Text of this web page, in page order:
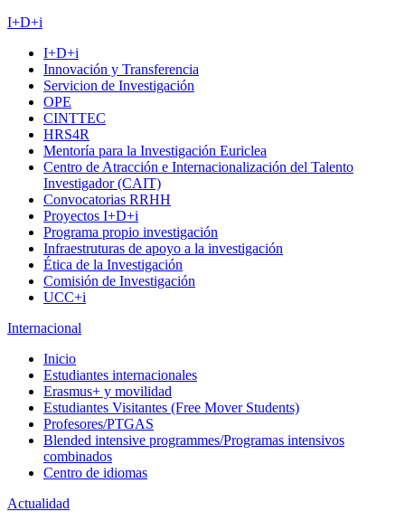
I+D+i
I+D+i
Innovación y Transferencia
Servicion de Investigación
OPE
CINTTEC
HRS4R
Mentoría para la Investigación Euriclea
Centro de Atracción e Internacionalización del Talento
Investigador (CAIT)
Convocatorias RRHH
Proyectos I+D+i
Programa propio investigación
Infraestruturas de apoyo a la investigación
Ética de la Investigación
Comisión de Investigación
UCC+i
Internacional
Inicio
Estudiantes internacionales
Erasmus+ y movilidad
Estudiantes Visitantes (Free Mover Students)
Profesores/PTGAS
Blended intensive programmes/Programas intensivos
combinados
Centro de idiomas
Actualidad